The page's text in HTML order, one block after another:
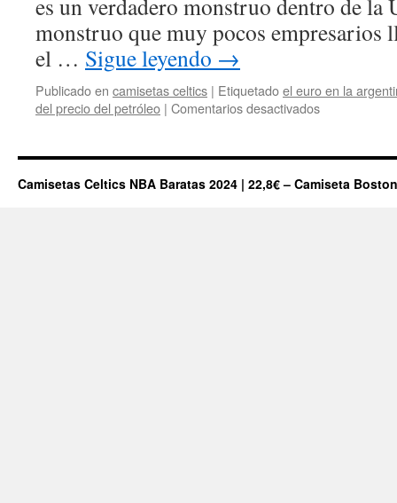
es un verdadero monstruo dentro de la
monstruo que muy pocos empresarios
el … Sigue leyendo →
Publicado en camisetas celtics | Etiquetadoel euro en la
del precio del petróleo | Comentarios desactivadosen
camiseta
netshoes
Camisetas Celtics NBA Baratas 2024 | 22,8€ – Camiseta